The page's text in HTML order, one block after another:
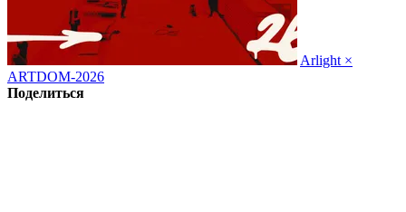
Arlight ×
ARTDOM-2026
Поделиться